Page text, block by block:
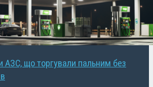
АЗС, що торгували пальним без